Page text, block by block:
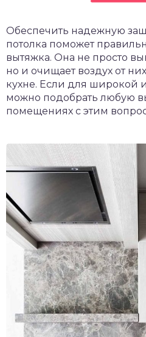
Обеспечить надежную
потолка поможет
вытяжка. Она не просто
но и очищает воздух от
кухне. Если для широкой
можно подобрать любую
помещениях с этим